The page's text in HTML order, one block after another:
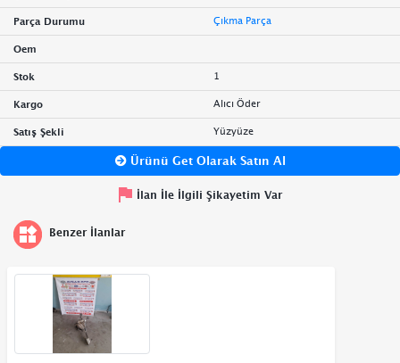
Parça Durumu Çıkma Parça
Oem
Stok 1
Kargo Alıcı Öder
Satış Şekli Yüzyüze
Ürünü Get Olarak Satın Al
İlan İle İlgili Şikayetim Var
Benzer İlanlar